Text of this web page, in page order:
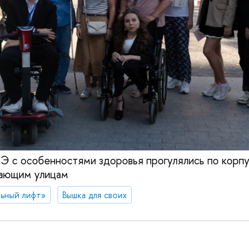
особенностями здоровья прогулялись по
улицам
лифт» Вышка для своих